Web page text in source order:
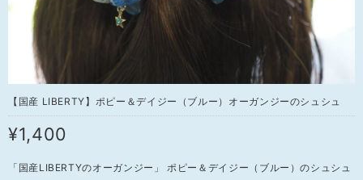
【国産 LIBERTY】ポピー＆デイジー（ブルー）オーガンジーのシュシュ
¥1,400
「国産LIBERTYのオーガンジー」 ポピー＆デイジー（ブルー）のシュシュ